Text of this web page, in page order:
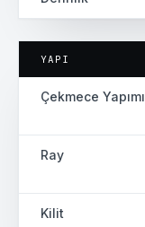
YAPI
Çekmece Yapımı
Ray
Kilit